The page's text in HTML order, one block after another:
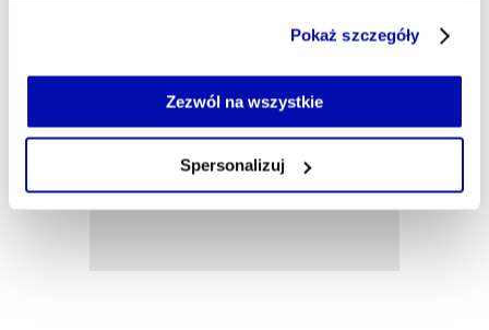
Jeżeli nie wyrażasz zgody na zapisywanie plików cookie,
możesz łatwo zarządzać swoimi uprawnieniami, np. we
własnej przeglądarce internetowej lub po wybraniu opcji
Pokaż szczegóły
Zezwól na wszystkie
Spersonalizuj